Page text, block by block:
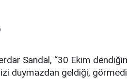
Sandal, “30 Ekim
duymazdan geldiği,